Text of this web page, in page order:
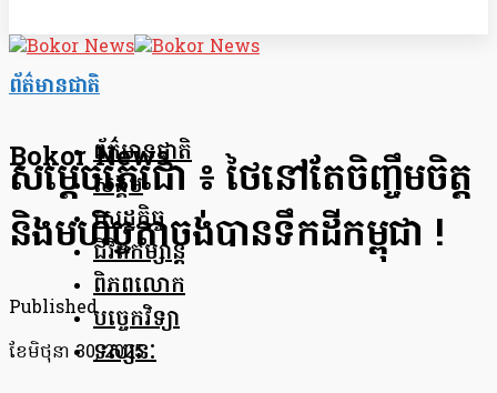
Bokor News
ព័ត៌មានជាតិ
សង្គម
សេដ្ឋកិច្ច
ជីវិតកម្សាន្ត
ពិភពលោក
បច្ចេកវិទ្យា
ទស្សនៈ
ព័ត៌មានជាតិ
សម្តេចតេជោ ៖ ថៃនៅតែចិញ្ចឹមចិត្ត
និងមហិច្ចតាចង់បានទឹកដីកម្ពុជា !
Published
ខែ​មិថុនា 30, 2025